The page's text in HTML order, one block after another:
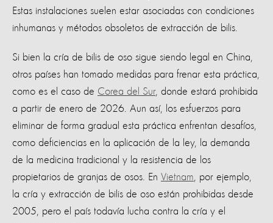
Estas instalaciones suelen estar asociadas con condiciones
inhumanas y métodos obsoletos de extracción de bilis.
Si bien la cría de bilis de oso sigue siendo legal en China,
otros países han tomado medidas para frenar esta práctica,
como es el caso de Corea del Sur, donde estará prohibida
a partir de enero de 2026. Aun así, los esfuerzos para
eliminar de forma gradual esta práctica enfrentan desafíos,
como deficiencias en la aplicación de la ley, la demanda
de la medicina tradicional y la resistencia de los
propietarios de granjas de osos. En Vietnam, por ejemplo,
la cría y extracción de bilis de oso están prohibidas desde
2005, pero el país todavía lucha contra la cría y el